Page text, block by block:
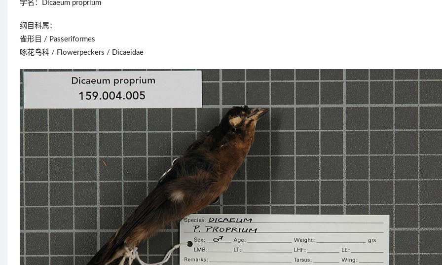
学名：Dicaeum proprium
纲目科属：
雀形目 / Passeriformes
啄花鸟科 / Flowerpeckers / Dicaeidae